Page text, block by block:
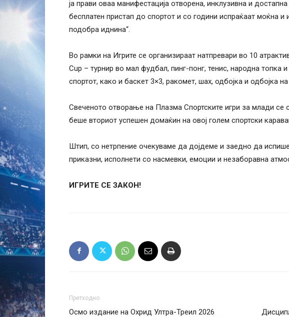
ја прави оваа манифестација отворена, инклузивна и
бесплатен пристап до спортот и со години испраќаат моќна и
подобра иднина“.
Во рамки на Игрите се организираат натпревари во 10
Cup – турнир во мал фудбал, пинг-понг, тенис, народна топка
спортот, како и баскет 3×3, ракомет, шах, одбојка и одбојка
Свеченото отворање на Плазма Спортските игри за млади
беше вториот успешен домаќин на овој голем спортски
Штип, со нетрпение очекуваме да дојдеме и заедно да
приказни, исполнети со насмевки, емоции и незаборавна
ИГРИТЕ СЕ ЗАКОН!
Претходно
Осмо издание на Охрид Ултра-Треил 2026